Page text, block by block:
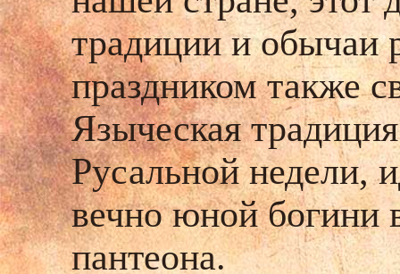
традиции и обычаи
праздником также
Языческая
Русальной недели,
вечно юной богини
пантеона.